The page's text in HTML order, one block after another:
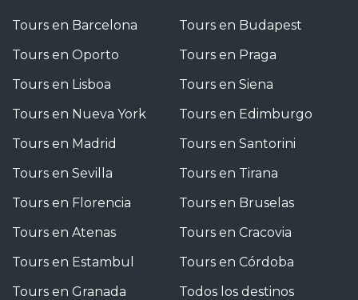
Tours en Barcelona
Tours en Oporto
Tours en Lisboa
Tours en Nueva York
Tours en Madrid
Tours en Sevilla
Tours en Florencia
Tours en Atenas
Tours en Estambul
Tours en Granada
Tours en Budapest
Tours en Praga
Tours en Siena
Tours en Edimburgo
Tours en Santorini
Tours en Tirana
Tours en Bruselas
Tours en Cracovia
Tours en Córdoba
Todos los destinos